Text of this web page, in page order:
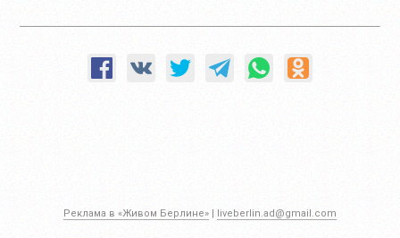
Реклама в «Живом Берлине» | liveberlin.ad@gmail.com